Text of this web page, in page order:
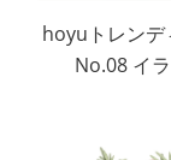
hoyuトレンデ
No.08 イ